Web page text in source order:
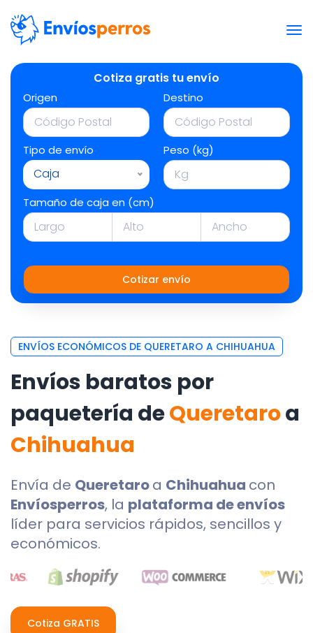
Cotiza gratis tu envío
Origen Destino
Tipo de envío
Caja
Peso (kg)
Tamaño de caja en (cm)
Cotizar envío
ENVÍOS ECONÓMICOS DE QUERETARO A CHIHUAHUA
Envíos baratos por
paquetería deQueretaroa
Chihuahua
Envía de Queretaroa Chihuahua con
Envíosperros, la plataforma de envíos
líder para servicios rápidos, sencillos y
económicos.
Cotiza GRATIS